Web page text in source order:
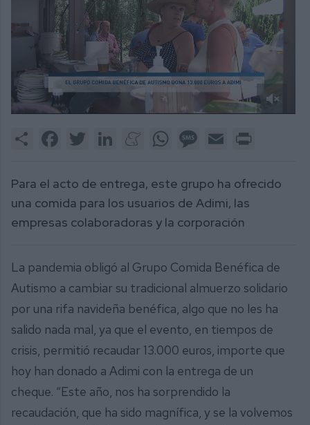
2
Share FacebookTwitter LinkedInMeneameWhatsAppMessage
Email
Para el acto de entrega, este grupo ha ofrecido
una comida para los usuarios de Adimi, las
empresas colaboradoras y la corporación
La pandemia obligó al Grupo Comida Benéfica de
Autismo a cambiar su tradicional almuerzo solidario
por una rifa navideña benéfica, algo que no les ha
salido nada mal, ya que el evento, en tiempos de
crisis, permitió recaudar 13.000 euros, importe que
hoy han donado a Adimi con la entrega de un
cheque. “Este año, nos ha sorprendido la
recaudación, que ha sido magnífica, y se la volvemos